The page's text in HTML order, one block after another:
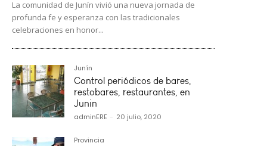
La comunidad de Junín vivió una nueva jornada de
profunda fe y esperanza con las tradicionales
celebraciones en honor...
Junín
Control periódicos de bares,
restobares, restaurantes, en
Junin
adminERE - 20 julio, 2020
Provincia